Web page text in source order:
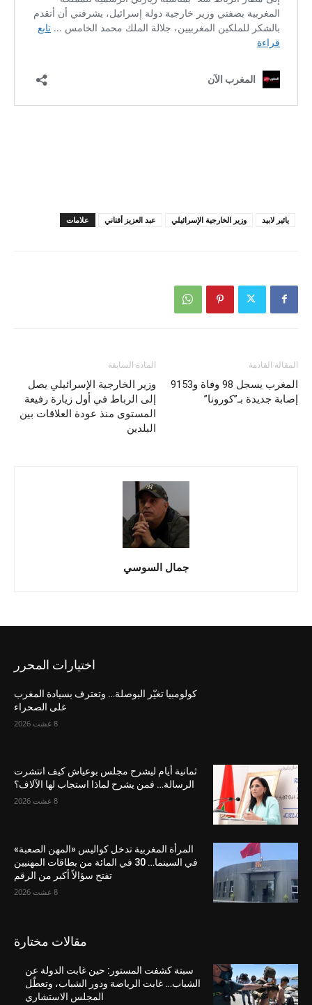
علامات عبد العزيز أفتاني وزير الخارجية الإسرائيلي يائير لابيد
المادة السابقة
وزير الخارجية الإسرائيلي يصل
إلى الرباط في أول زيارة رفيعة
المستوى منذ عودة العلاقات بين
البلدين
المقالة القادمة
المغرب يسجل 98 وفاة و9153
إصابة جديدة بـ”كورونا”
جمال السوسي
اختيارات المحرر
كولومبيا تغيّر البوصلة… وتعترف بسيادة المغرب
على الصحراء
8 غشت 2026
ثمانية أيام ليشرح مجلس بوعياش كيف انتشرت
الرسالة… فمن يشرح لماذا استجاب لها الآلاف؟
8 غشت 2026
المرأة المغربية تدخل كواليس «المهن الصعبة»
في السينما… 30 في المائة من بطاقات المهنيين
تفتح سؤالاً أكبر من الرقم
8 غشت 2026
مقالات مختارة
سبتة كشفت المستور: حين غابت الدولة عن
الشباب… غابت الرياضة ودور الشباب، وتعطّل
المجلس الاستشاري